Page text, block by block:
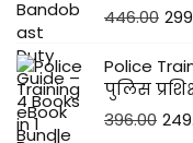
446.00
Police
पुलिस
396.00